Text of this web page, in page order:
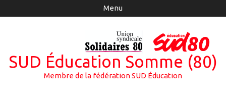
SUD Éducation Somme (80)
Membre de la fédération SUD Éducation
Menu